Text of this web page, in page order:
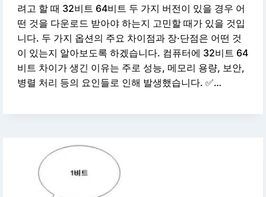
려고 할 때 32비트 64비트 두 가지 버전이 있을 경우 어
떤 것을 다운로드 받아야 하는지 고민할 때가 있을 것입
니다. 두 가지 옵션의 주요 차이점과 장·단점은 어떤 것
이 있는지 알아보도록 하겠습니다. 컴퓨터에 32비트 64
비트 차이가 생긴 이유는 주로 성능, 메모리 용량, 보안,
병렬 처리 등의 요인들로 인해 발생했습니다. ✅…